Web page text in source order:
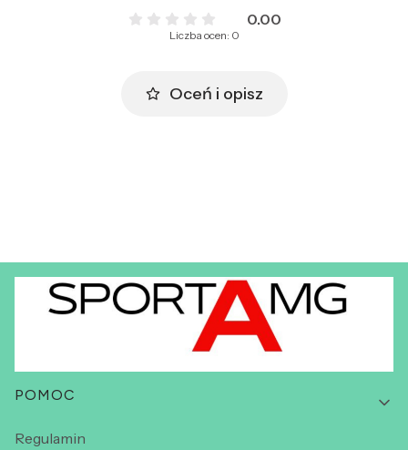
0.00
Liczba ocen: 0
Oceń i opisz
Linki w stopce
POMOC
Regulamin